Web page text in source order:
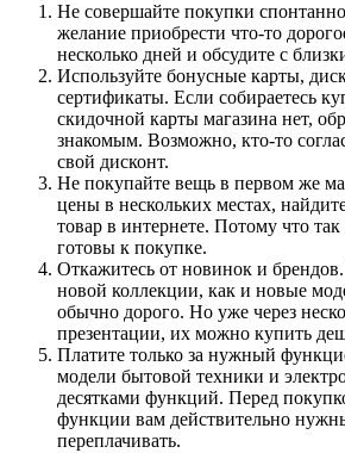
Не совершайте покупки
желание приобрести что-то
несколько дней и обсудите с
Используйте бонусные карты,
сертификаты. Если собираетесь
скидочной карты магазина нет,
знакомым. Возможно, кто-то
свой дисконт.
Не покупайте вещь в первом же
цены в нескольких местах,
товар в интернете. Потому что
готовы к покупке.
Откажитесь от новинок и
новой коллекции, как и новые
обычно дорого. Но уже через
презентации, их можно купить
Платите только за нужный
модели бытовой техники и
десятками функций. Перед
функции вам действительно
переплачивать.